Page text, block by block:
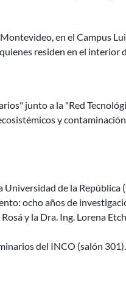
en el Campus
residen en el interior
y de riesgo
junto a la "Red
y
sobre el procesamiento
de la República
ocho años de
y la Dra. Ing. Lorena
del INCO (salón 301).